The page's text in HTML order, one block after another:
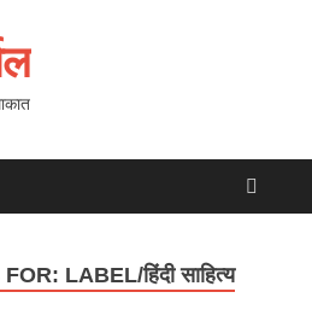
FOR: LABEL/हिंदी साहित्य